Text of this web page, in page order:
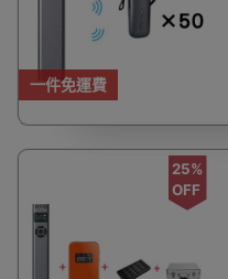
一件免運費
25%
OFF